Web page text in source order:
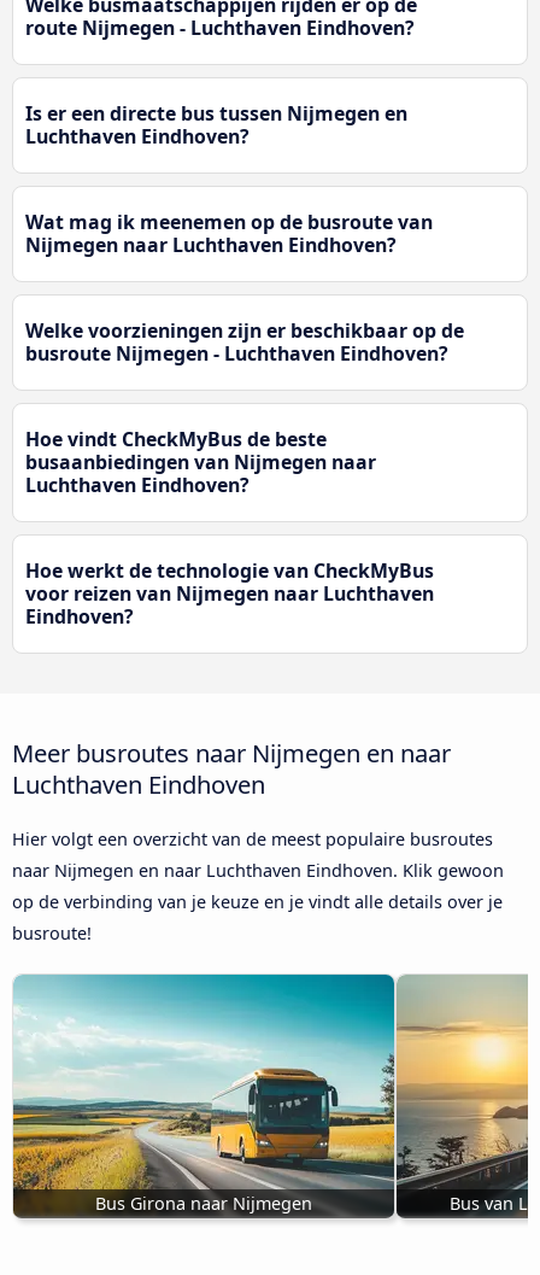
route Nijmegen - Luchthaven Eindhoven?
Is er een directe bus tussen Nijmegen en
Luchthaven Eindhoven?
Wat mag ik meenemen op de busroute van
Nijmegen naar Luchthaven Eindhoven?
Welke voorzieningen zijn er beschikbaar op de
busroute Nijmegen - Luchthaven Eindhoven?
Hoe vindt CheckMyBus de beste
busaanbiedingen van Nijmegen naar
Luchthaven Eindhoven?
Hoe werkt de technologie van CheckMyBus
voor reizen van Nijmegen naar Luchthaven
Eindhoven?
Meer busroutes naar Nijmegen en naar
Luchthaven Eindhoven
Hier volgt een overzicht van de meest populaire busroutes
naar Nijmegen en naar Luchthaven Eindhoven. Klik gewoon
op de verbinding van je keuze en je vindt alle details over je
busroute!
Bus Girona naar Nijmegen Bus van